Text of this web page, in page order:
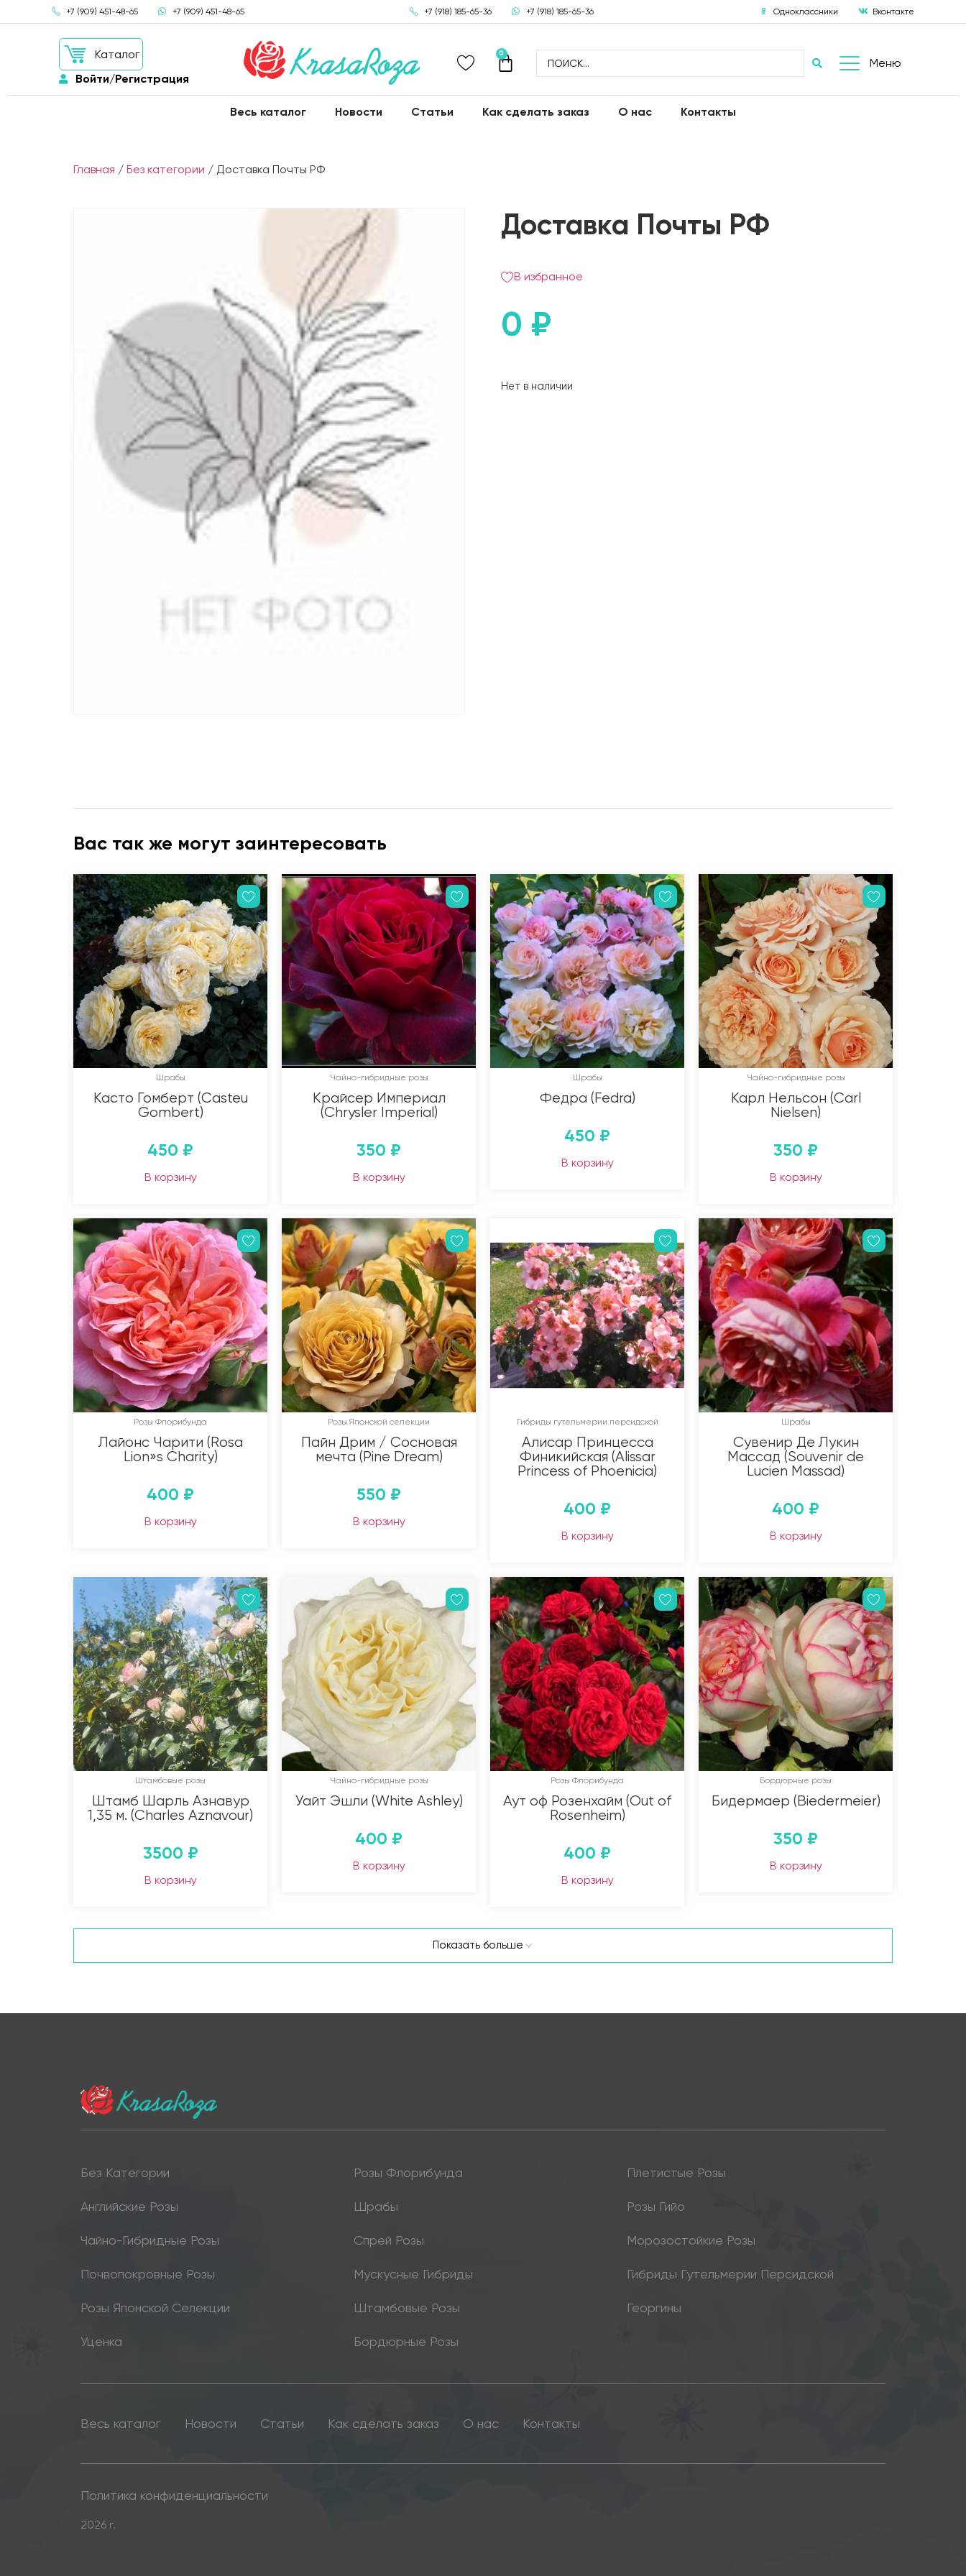
+7 (909) 451-48-65 +7 (909) 451-48-65 +7 (918) 185-65-36 +7 (918) 185-65-36 Одноклассники Вконтакте
Каталог
Войти/Регистрация
0
Меню
Весь каталог Новости Статьи Как сделать заказ О нас Контакты
Главная / Без категории / Доставка Почты РФ
Доставка Почты РФ
В избранное
0 ₽
Нет в наличии
Вас так же могут заинтересовать
Шрабы
Касто Гомберт (Casteu
Gombert)
450 ₽
В корзину
Чайно-гибридные розы
Крайсер Империал
(Chrysler Imperial)
350 ₽
В корзину
Шрабы
Федра (Fedra)
450 ₽
В корзину
Чайно-гибридные розы
Карл Нельсон (Carl
Nielsen)
350 ₽
В корзину
Розы Флорибунда
Лайонс Чарити (Rosa
Lion»s Charity)
400 ₽
В корзину
Розы Японской селекции
Пайн Дрим / Сосновая
мечта (Pine Dream)
550 ₽
В корзину
Гибриды гутельмерии персидской
Алисар Принцесса
Финикийская (Alissar
Princess of Phoenicia)
400 ₽
В корзину
Шрабы
Сувенир Де Лукин
Массад (Souvenir de
Lucien Massad)
400 ₽
В корзину
Штамбовые розы
Штамб Шарль Азнавур
1,35 м. (Charles Aznavour)
3500 ₽
В корзину
Чайно-гибридные розы
Уайт Эшли (White Ashley)
400 ₽
В корзину
Розы Флорибунда
Аут оф Розенхайм (Out of
Rosenheim)
400 ₽
В корзину
Бордюрные розы
Бидермаер (Biedermeier)
350 ₽
В корзину
Показать больше
Без Категории Розы Флорибунда Плетистые Розы
Английские Розы Шрабы Розы Гийо
Чайно-Гибридные Розы Спрей Розы Морозостойкие Розы
Почвопокровные Розы Мускусные Гибриды Гибриды Гутельмерии Персидской
Розы Японской Селекции Штамбовые Розы Георгины
Уценка Бордюрные Розы
Весь каталог Новости Статьи Как сделать заказ О нас Контакты
Политика конфиденциальности
2026 г.